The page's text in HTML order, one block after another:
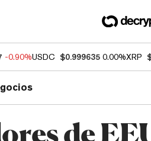
-0.90%USDC $0.999635 0.00%XRP
de